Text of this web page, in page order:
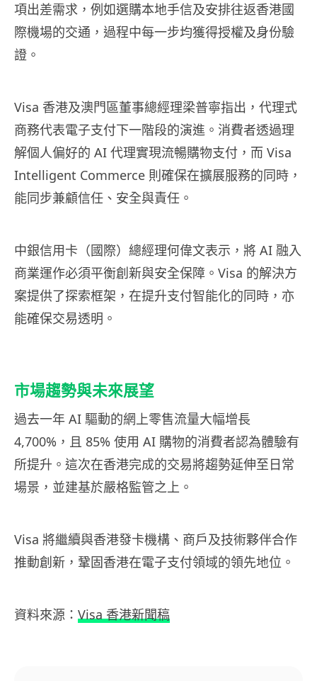
項出差需求，例如選購本地手信及安排往返香港國
際機場的交通，過程中每一步均獲得授權及身份驗
證。
Visa 香港及澳門區董事總經理梁普寧指出，代理式
商務代表電子支付下一階段的演進。消費者透過理
解個人偏好的 AI 代理實現流暢購物支付，而 Visa
Intelligent Commerce 則確保在擴展服務的同時，
能同步兼顧信任、安全與責任。
中銀信用卡（國際）總經理何偉文表示，將 AI 融入
商業運作必須平衡創新與安全保障。Visa 的解決方
案提供了探索框架，在提升支付智能化的同時，亦
能確保交易透明。
市場趨勢與未來展望
過去一年 AI 驅動的網上零售流量大幅增長
4,700%，且 85% 使用 AI 購物的消費者認為體驗有
所提升。這次在香港完成的交易將趨勢延伸至日常
場景，並建基於嚴格監管之上。
Visa 將繼續與香港發卡機構、商戶及技術夥伴合作
推動創新，鞏固香港在電子支付領域的領先地位。
資料來源： Visa 香港新聞稿